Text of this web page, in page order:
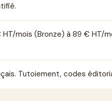
HT/mois (Bronze) à 89 € HT/
Tutoiement, codes